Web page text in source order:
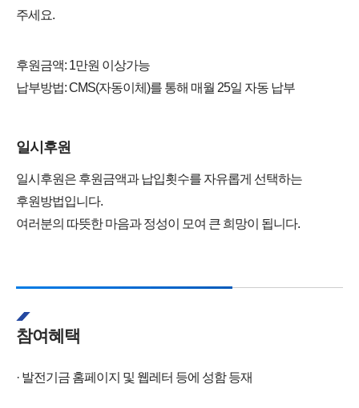
주세요.
후원금액: 1만원 이상가능
납부방법: CMS(자동이체)를 통해 매월 25일 자동 납부
일시후원
일시후원은 후원금액과 납입횟수를 자유롭게 선택하는
후원방법입니다.
여러분의 따뜻한 마음과 정성이 모여 큰 희망이 됩니다.
참여혜택
· 발전기금 홈페이지 및 웹레터 등에 성함 등재